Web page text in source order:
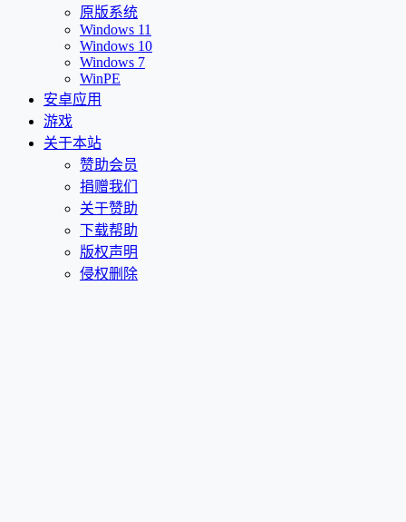
原版系统
Windows 11
Windows 10
Windows 7
WinPE
安卓应用
游戏
关于本站
赞助会员
捐赠我们
关于赞助
下载帮助
版权声明
侵权删除